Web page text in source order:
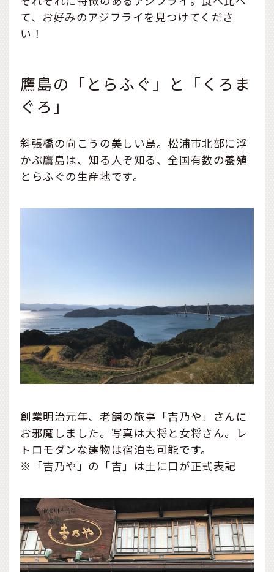
て、お好みのアジフライを見つけてくださ
い！
鷹島の「とらふぐ」と「くろま
ぐろ」
斜張橋の向こうの美しい島。松浦市北部に浮
かぶ鷹島は、知る人ぞ知る、全国有数の養殖
とらふぐの生産地です。
創業明治元年、老舗の旅亭「吉乃や」さんに
お邪魔しました。写真は大将と女将さん。レ
トロモダンな建物は宿泊も可能です。
※「吉乃や」の「吉」は土に口が正式表記